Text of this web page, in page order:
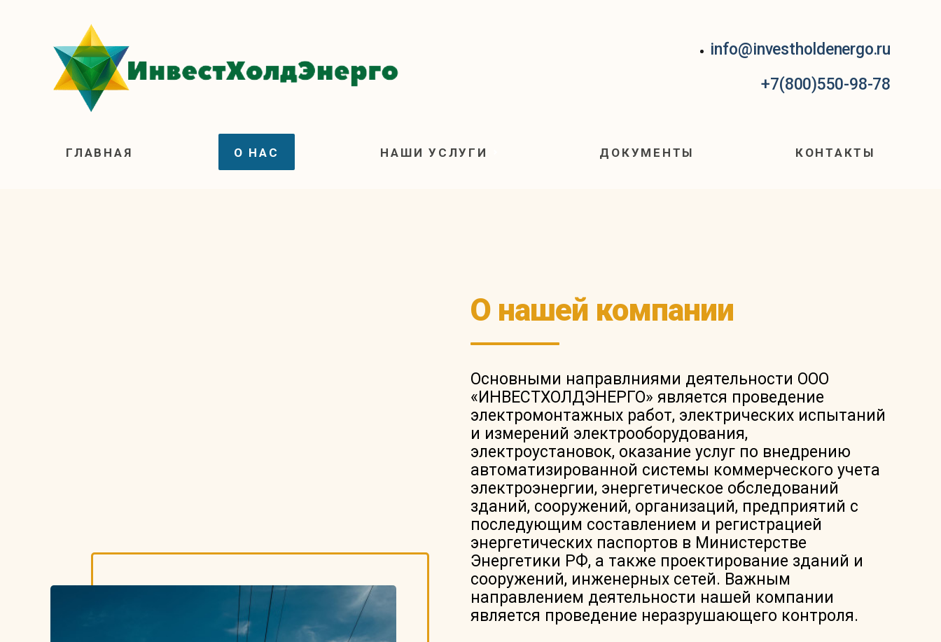
info@investholdenergo.ru
+7(800)550-98-78
ГЛАВНАЯ О НАС НАШИ УСЛУГИ ДОКУМЕНТЫ КОНТАКТЫ
О нашей компании
Основными направлниями деятельности ООО
«ИНВЕСТХОЛДЭНЕРГО» является проведение
электромонтажных работ, электрических испытаний
и измерений электрооборудования,
электроустановок, оказание услуг по внедрению
автоматизированной системы коммерческого учета
электроэнергии, энергетическое обследований
зданий, сооружений, организаций, предприятий с
последующим составлением и регистрацией
энергетических паспортов в Министерстве
Энергетики РФ, а также проектирование зданий и
сооружений, инженерных сетей. Важным
направлением деятельности нашей компании
является проведение неразрушающего контроля.